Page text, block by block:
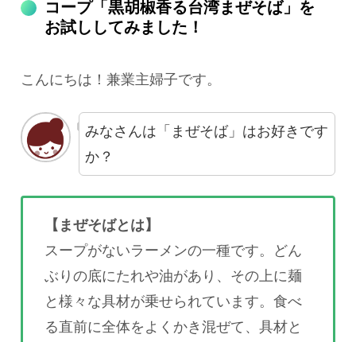
コープ「黒胡椒香る台湾まぜそば」を
お試ししてみました！
こんにちは！兼業主婦子です。
みなさんは「まぜそば」はお好きです
か？
【まぜそばとは】
スープがないラーメンの一種です。どん
ぶりの底にたれや油があり、その上に麺
と様々な具材が乗せられています。食べ
る直前に全体をよくかき混ぜて、具材と